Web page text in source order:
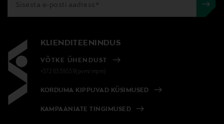
KLIENDITEENINDUS
VÕTKE ÜHENDUST
+372 6339539(pvm/mpm)
KORDUMA KIPPUVAD KÜSIMUSED
KAMPAANIATE TINGIMUSED